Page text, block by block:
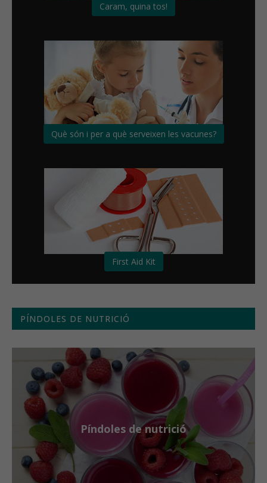
Caram, quina tos!
Què són i per a què serveixen les vacunes?
First Aid Kit
PÍNDOLES DE NUTRICIÓ
Píndoles de nutrició